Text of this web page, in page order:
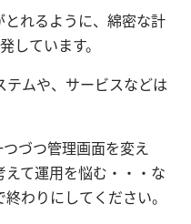
れるように、綿密な計
しています。
テムや、サービスなどは
づつ管理画面を変え
て運用を悩む・・・な
わりにしてください。